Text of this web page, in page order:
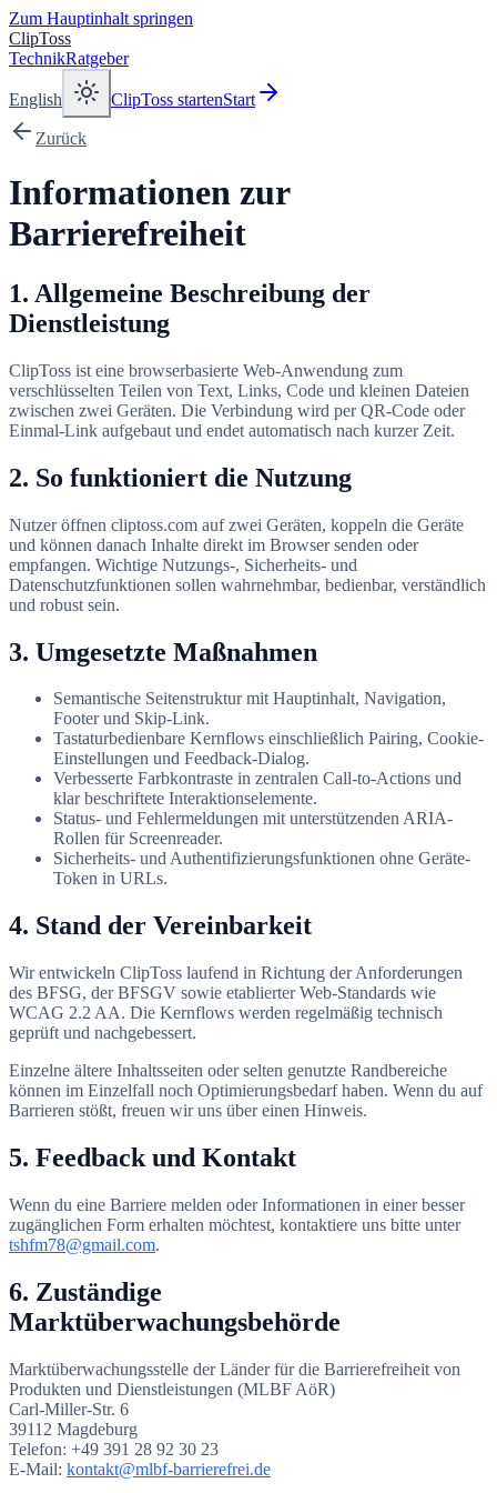
Zum Hauptinhalt springen
ClipToss
TechnikRatgeber
English ClipToss startenStart
Zurück
Informationen zur
Barrierefreiheit
1. Allgemeine Beschreibung der
Dienstleistung
ClipToss ist eine browserbasierte Web-Anwendung zum
verschlüsselten Teilen von Text, Links, Code und kleinen Dateien
zwischen zwei Geräten. Die Verbindung wird per QR-Code oder
Einmal-Link aufgebaut und endet automatisch nach kurzer Zeit.
2. So funktioniert die Nutzung
Nutzer öffnen cliptoss.com auf zwei Geräten, koppeln die Geräte
und können danach Inhalte direkt im Browser senden oder
empfangen. Wichtige Nutzungs-, Sicherheits- und
Datenschutzfunktionen sollen wahrnehmbar, bedienbar, verständlich
und robust sein.
3. Umgesetzte Maßnahmen
Semantische Seitenstruktur mit Hauptinhalt, Navigation,
Footer und Skip-Link.
Tastaturbedienbare Kernflows einschließlich Pairing, Cookie-
Einstellungen und Feedback-Dialog.
Verbesserte Farbkontraste in zentralen Call-to-Actions und
klar beschriftete Interaktionselemente.
Status- und Fehlermeldungen mit unterstützenden ARIA-
Rollen für Screenreader.
Sicherheits- und Authentifizierungsfunktionen ohne Geräte-
Token in URLs.
4. Stand der Vereinbarkeit
Wir entwickeln ClipToss laufend in Richtung der Anforderungen
des BFSG, der BFSGV sowie etablierter Web-Standards wie
WCAG 2.2 AA. Die Kernflows werden regelmäßig technisch
geprüft und nachgebessert.
Einzelne ältere Inhaltsseiten oder selten genutzte Randbereiche
können im Einzelfall noch Optimierungsbedarf haben. Wenn du auf
Barrieren stößt, freuen wir uns über einen Hinweis.
5. Feedback und Kontakt
Wenn du eine Barriere melden oder Informationen in einer besser
zugänglichen Form erhalten möchtest, kontaktiere uns bitte unter
tshfm78@gmail.com.
6. Zuständige
Marktüberwachungsbehörde
Marktüberwachungsstelle der Länder für die Barrierefreiheit von
Produkten und Dienstleistungen (MLBF AöR)
Carl-Miller-Str. 6
39112 Magdeburg
Telefon: +49 391 28 92 30 23
E-Mail: kontakt@mlbf-barrierefrei.de